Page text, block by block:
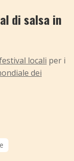
di salsa in
locali per i
dei